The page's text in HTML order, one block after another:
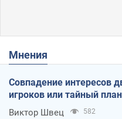
Мнения
Совпадение интересов
игроков или тайный
Виктор Швец 582